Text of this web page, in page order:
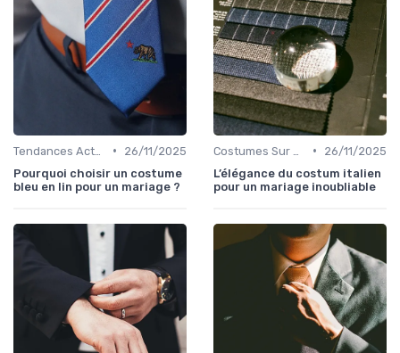
•
26/11/2025
Pourquoi choisir un costume
bleu en lin pour un mariage ?
•
26/11/2025
L’élégance du costum italien
pour un mariage inoubliable